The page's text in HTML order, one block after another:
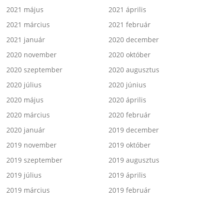
2021 május
2021 április
2021 március
2021 február
2021 január
2020 december
2020 november
2020 október
2020 szeptember
2020 augusztus
2020 július
2020 június
2020 május
2020 április
2020 március
2020 február
2020 január
2019 december
2019 november
2019 október
2019 szeptember
2019 augusztus
2019 július
2019 április
2019 március
2019 február